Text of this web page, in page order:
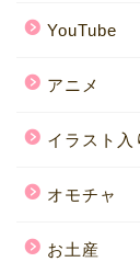
YouTube
アニメ
イラスト入
オモチャ
お土産